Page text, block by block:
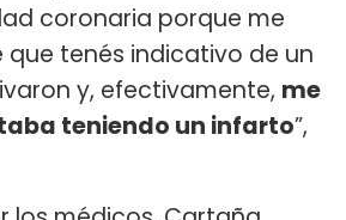
coronaria porque me
que tenés indicativo de un
y, efectivamente, me
teniendo un infarto”,